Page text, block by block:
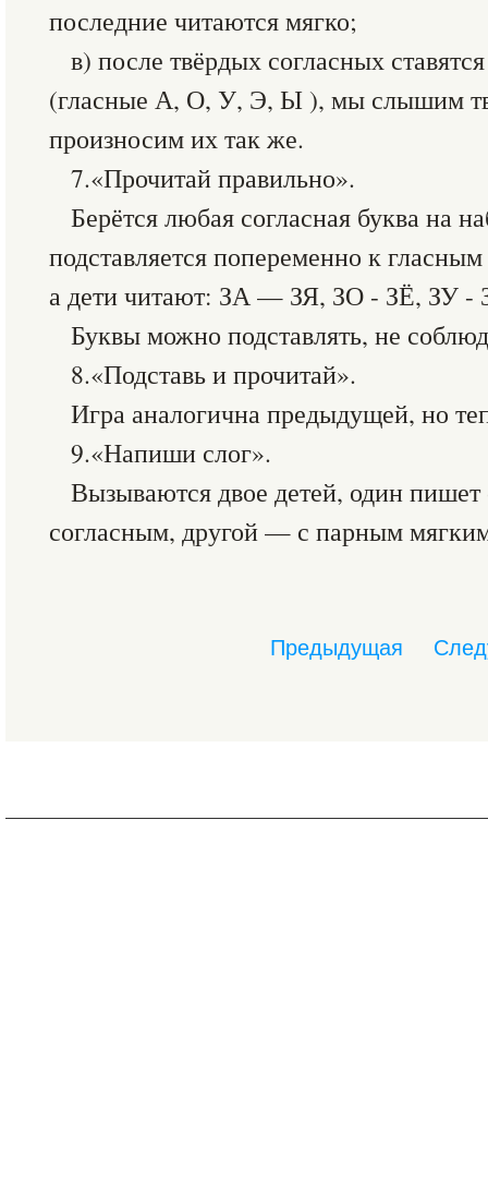
последние читаются мягко;
в) после твёрдых согласных
(гласные А, О, У, Э, Ы ), мы слышим
произносим их так же.
7.«Прочитай правильно».
Берётся любая согласная буква на
подставляется попеременно к
а дети читают: ЗА — ЗЯ, ЗО - ЗЁ, ЗУ
Буквы можно подставлять, не
8.«Подставь и прочитай».
Игра аналогична предыдущей, но
9.«Напиши слог».
Вызываются двое детей, один пишет
согласным, другой — с парным
Предыдущая